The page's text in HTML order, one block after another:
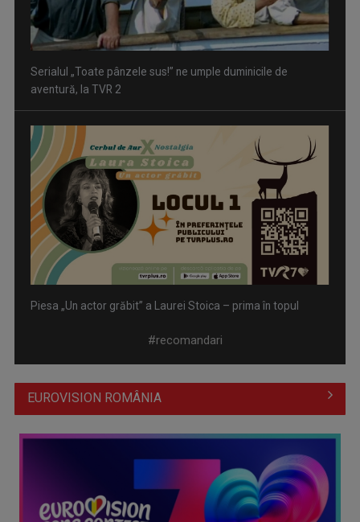
Serialul „Toate pânzele sus!” ne umple duminicile de
Piesa „Un actor grăbit” a Laurei Stoica – prima în topul
Cate Blanchett este „Blue Jasmine” – sâmbătă seară, la TVR
#recomandari
EUROVISION ROMÂNIA